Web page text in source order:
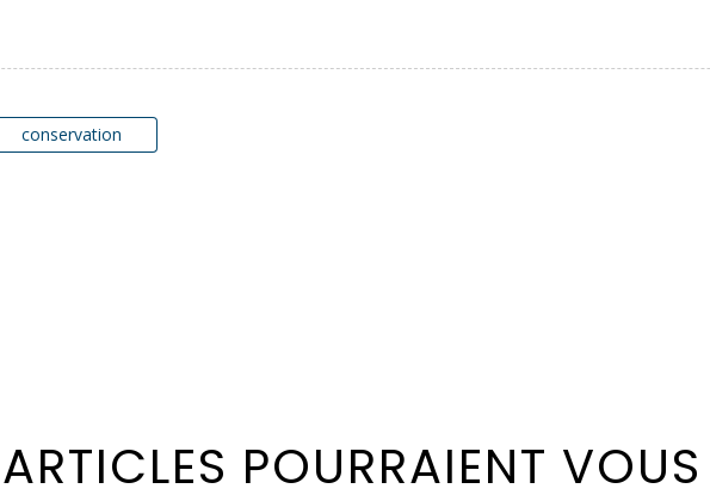
conservation
ARTICLES POURRAIENT VOUS